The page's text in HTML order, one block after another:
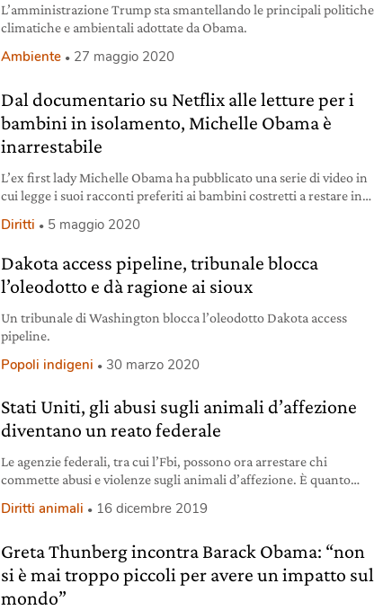
L’amministrazione Trump sta smantellando le principali politiche
climatiche e ambientali adottate da Obama.
Ambiente 27 maggio 2020
Dal documentario su Netflix alle letture per i
bambini in isolamento, Michelle Obama è
inarrestabile
L’ex first lady Michelle Obama ha pubblicato una serie di video in
cui legge i suoi racconti preferiti ai bambini costretti a restare in
Becoming, il documentario tratto dalla sua biografia che ha
Diritti 5 maggio 2020
Dakota access pipeline, tribunale blocca
l’oleodotto e dà ragione ai sioux
Un tribunale di Washington blocca l’oleodotto Dakota access
pipeline.
Popoli indigeni 30 marzo 2020
Stati Uniti, gli abusi sugli animali d’affezione
diventano un reato federale
Le agenzie federali, tra cui l’Fbi, possono ora arrestare chi
commette abusi e violenze sugli animali d’affezione. È quanto
Donald Trump.
Diritti animali 16 dicembre 2019
Greta Thunberg incontra Barack Obama: “non
si è mai troppo piccoli per avere un impatto sul
mondo”